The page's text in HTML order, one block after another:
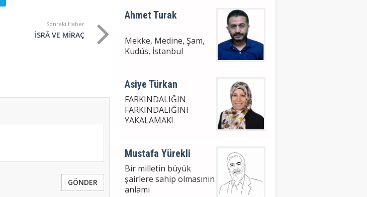
Sonraki Haber
İSRÂ VE MİRAÇ
GÖNDER
Mekke, Medine, Şam,
Kudüs, İstanbul
Ahmet Turak
FARKINDALIĞIN
FARKINDALIĞINI
YAKALAMAK!
Asiye Türkan
Bir milletin büyük
şairlere sahip olmasının
anlamı
Mustafa Yürekli